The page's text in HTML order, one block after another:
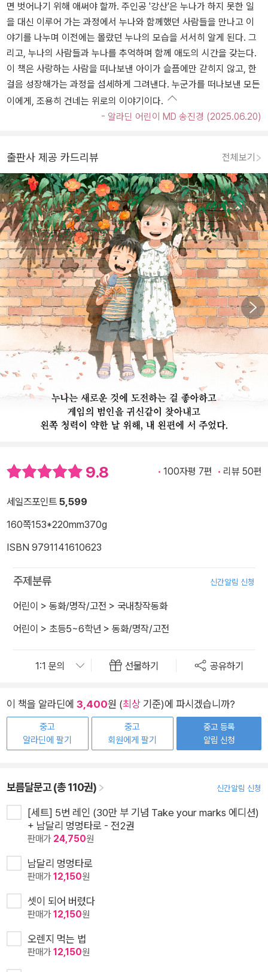
면 벗어나기 위해 애써야 할까. 주인공 '강산'은 누나가 하지 못한 일
을 대신 이루어 가는 과정에서 누나와 함께했던 사람들을 만나고 이
야기를 나누며 이전에는 몰랐던 누나의 모습을 서서히 알게 된다. 그
리고, 누나의 사람들과 누나를 추억하며 함께 애도의 시간을 갖는다.
이 책은 사랑하는 사람을 떠나보낸 아이가 슬픔에만 갇히지 않고, 한
걸음 성장해가는 과정을 섬세하게 그려낸다. 누군가를 떠나보낸 모든
이에게, 조용히 건네는 위로의 이야기이다.
- 알라딘 어린이 MD 송진경 (2025.06.20)
출판사 제공 카드리뷰 전체보기
9.8 100자평 7편 리뷰 50편
세일즈포인트 5,599
160쪽153*220mm370g
ISBN 9791141610623
주제분류 신간알림 신청
어린이 > 동화/명작/고전 > 국내창작동화
어린이 > 초등5~6학년 > 동화/명작/고전
선물하기 공유하기
이 책을 알라딘에 3,400원 (최상 기준)에 파시겠습니까?
중고
알라딘에 팔기
중고
회원에게 팔기
중고 등록
알림 신청
보름달문고 (총 110권) 신간알림 신청
[세트] 5번 레인 (30만 부 기념 Take your marks 에디션)
+ 남달리 멍멍타로 - 전2권
판매가 24,750원
남달리 멍멍타로
판매가12,150원
셋이 되어 버렸다
판매가12,150원
오렌지 먹는 법
판매가12,150원